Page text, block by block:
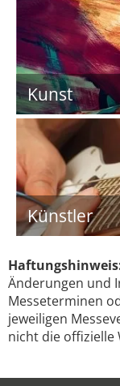
Kunst
Künstler
Änderungen und
Messeterminen
jeweiligen
nicht die offizielle